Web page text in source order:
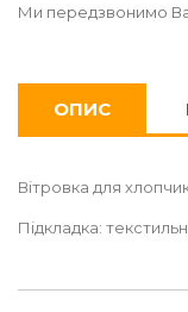
Ми передзвонимо
ОПИС
Вітровка для
Підкладка: